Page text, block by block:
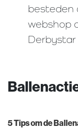
besteden
webshop
Derbystar
5 Tips om de